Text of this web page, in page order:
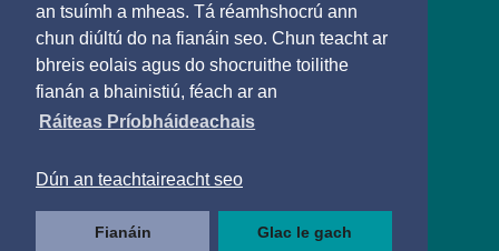
an tsuímh a mheas. Tá réamhshocrú ann
chun diúltú do na fianáin seo. Chun teacht ar
bhreis eolais agus do shocruithe toilithe
fianán a bhainistiú, féach ar an
Ráiteas Príobháideachais
Dún an teachtaireacht seo
Fianáin
Glac le gach
© 2025
Beartas Cóipchirt agus Athúsáide
Saoráil Faisnéise
Inrochtaineacht
Teagmháil
Lean muid